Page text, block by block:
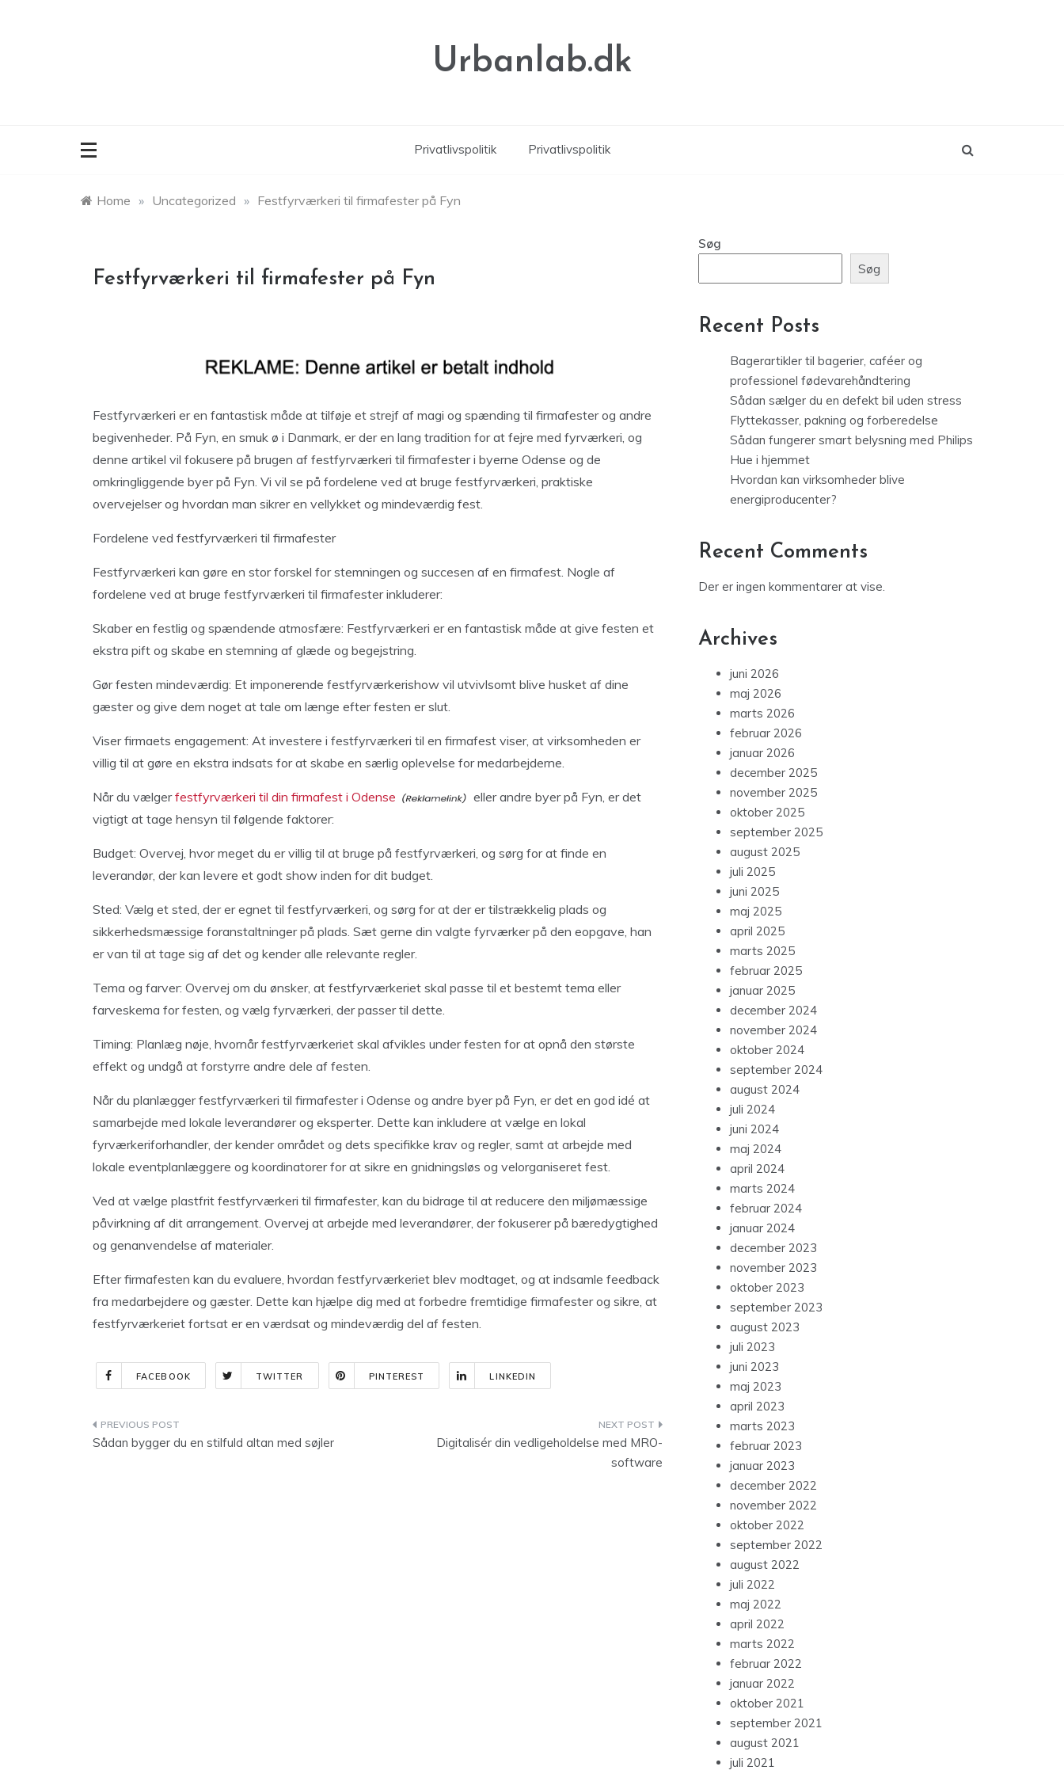
Urbanlab.dk
Privatlivspolitik Privatlivspolitik
Home » Uncategorized » Festfyrværkeri til firmafester på Fyn
Festfyrværkeri til firmafester på Fyn
Festfyrværkeri er en fantastisk måde at tilføje et strejf af magi og spænding til firmafester og andre
begivenheder. På Fyn, en smuk ø i Danmark, er der en lang tradition for at fejre med fyrværkeri, og
denne artikel vil fokusere på brugen af festfyrværkeri til firmafester i byerne Odense og de
omkringliggende byer på Fyn. Vi vil se på fordelene ved at bruge festfyrværkeri, praktiske
overvejelser og hvordan man sikrer en vellykket og mindeværdig fest.
Fordelene ved festfyrværkeri til firmafester
Festfyrværkeri kan gøre en stor forskel for stemningen og succesen af en firmafest. Nogle af
fordelene ved at bruge festfyrværkeri til firmafester inkluderer:
Skaber en festlig og spændende atmosfære: Festfyrværkeri er en fantastisk måde at give festen et
ekstra pift og skabe en stemning af glæde og begejstring.
Gør festen mindeværdig: Et imponerende festfyrværkerishow vil utvivlsomt blive husket af dine
gæster og give dem noget at tale om længe efter festen er slut.
Viser firmaets engagement: At investere i festfyrværkeri til en firmafest viser, at virksomheden er
villig til at gøre en ekstra indsats for at skabe en særlig oplevelse for medarbejderne.
Når du vælgerfestfyrværkeri til din firmafest i Odense
eller andre byer på Fyn, er det
vigtigt at tage hensyn til følgende faktorer:
Budget: Overvej, hvor meget du er villig til at bruge på festfyrværkeri, og sørg for at finde en
leverandør, der kan levere et godt show inden for dit budget.
Sted: Vælg et sted, der er egnet til festfyrværkeri, og sørg for at der er tilstrækkelig plads og
sikkerhedsmæssige foranstaltninger på plads. Sæt gerne din valgte fyrværker på den eopgave, han
er van til at tage sig af det og kender alle relevante regler.
Tema og farver: Overvej om du ønsker, at festfyrværkeriet skal passe til et bestemt tema eller
farveskema for festen, og vælg fyrværkeri, der passer til dette.
Timing: Planlæg nøje, hvornår festfyrværkeriet skal afvikles under festen for at opnå den største
effekt og undgå at forstyrre andre dele af festen.
Når du planlægger festfyrværkeri til firmafester i Odense og andre byer på Fyn, er det en god idé at
samarbejde med lokale leverandører og eksperter. Dette kan inkludere at vælge en lokal
fyrværkeriforhandler, der kender området og dets specifikke krav og regler, samt at arbejde med
lokale eventplanlæggere og koordinatorer for at sikre en gnidningsløs og velorganiseret fest.
Ved at vælge plastfrit festfyrværkeri til firmafester, kan du bidrage til at reducere den miljømæssige
påvirkning af dit arrangement. Overvej at arbejde med leverandører, der fokuserer på bæredygtighed
og genanvendelse af materialer.
Efter firmafesten kan du evaluere, hvordan festfyrværkeriet blev modtaget, og at indsamle feedback
fra medarbejdere og gæster. Dette kan hjælpe dig med at forbedre fremtidige firmafester og sikre, at
festfyrværkeriet fortsat er en værdsat og mindeværdig del af festen.
FACEBOOK TWITTER PINTEREST LINKEDIN
Indlægsnavigation
Sådan bygger du en stilfuld altan med søjler
Digitalisér din vedligeholdelse med MRO-
software
Søg
Søg
Recent Posts
Bagerartikler til bagerier, caféer og
professionel fødevarehåndtering
Sådan sælger du en defekt bil uden stress
Flyttekasser, pakning og forberedelse
Sådan fungerer smart belysning med Philips
Hue i hjemmet
Hvordan kan virksomheder blive
energiproducenter?
Recent Comments
Der er ingen kommentarer at vise.
Archives
juni 2026
maj 2026
marts 2026
februar 2026
januar 2026
december 2025
november 2025
oktober 2025
september 2025
august 2025
juli 2025
juni 2025
maj 2025
april 2025
marts 2025
februar 2025
januar 2025
december 2024
november 2024
oktober 2024
september 2024
august 2024
juli 2024
juni 2024
maj 2024
april 2024
marts 2024
februar 2024
januar 2024
december 2023
november 2023
oktober 2023
september 2023
august 2023
juli 2023
juni 2023
maj 2023
april 2023
marts 2023
februar 2023
januar 2023
december 2022
november 2022
oktober 2022
september 2022
august 2022
juli 2022
maj 2022
april 2022
marts 2022
februar 2022
januar 2022
oktober 2021
september 2021
august 2021
juli 2021